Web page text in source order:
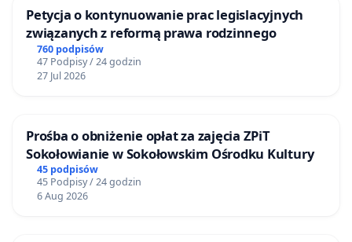
Petycja o kontynuowanie prac legislacyjnych
związanych z reformą prawa rodzinnego
760 podpisów
47 Podpisy / 24 godzin
27 Jul 2026
Prośba o obniżenie opłat za zajęcia ZPiT
Sokołowianie w Sokołowskim Ośrodku Kultury
45 podpisów
45 Podpisy / 24 godzin
6 Aug 2026